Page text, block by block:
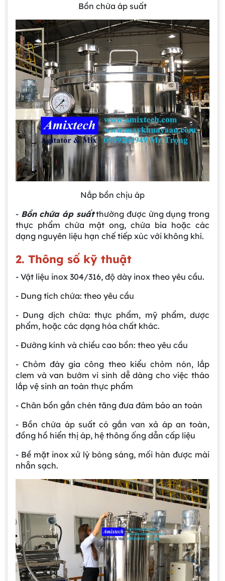
Bồn chứa áp suất
Nắp bồn chịu áp
- Bồn chứa áp suấtthường được ứng dụng trong
thực phẩm chứa mật ong, chứa bia hoặc các
dạng nguyên liệu hạn chế tiếp xúc với không khí.
2. Thông số kỹ thuật
- Vật liệu inox 304/316, độ dày inox theo yêu cầu.
- Dung tích chứa: theo yêu cầu
- Dung dịch chứa: thực phẩm, mỹ phẩm, dược
phẩm, hoặc các dạng hóa chất khác.
- Đường kính và chiều cao bồn: theo yêu cầu
- Chỏm đáy gia công theo kiểu chỏm nón, lắp
clem và van bướm vi sinh dễ dàng cho việc tháo
lắp vệ sinh an toàn thực phẩm
- Chân bồn gắn chén tăng đưa đảm bảo an toàn
- Bồn chứa áp suất có gắn van xả áp an toàn,
đồng hồ hiển thị áp, hệ thông ống dẫn cấp liệu
- Bề mặt inox xử lý bóng sáng, mối hàn được mài
nhẵn sạch.